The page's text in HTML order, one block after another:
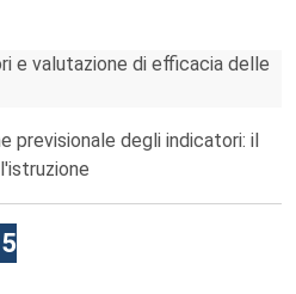
e valutazione di efficacia delle
previsionale degli indicatori: il